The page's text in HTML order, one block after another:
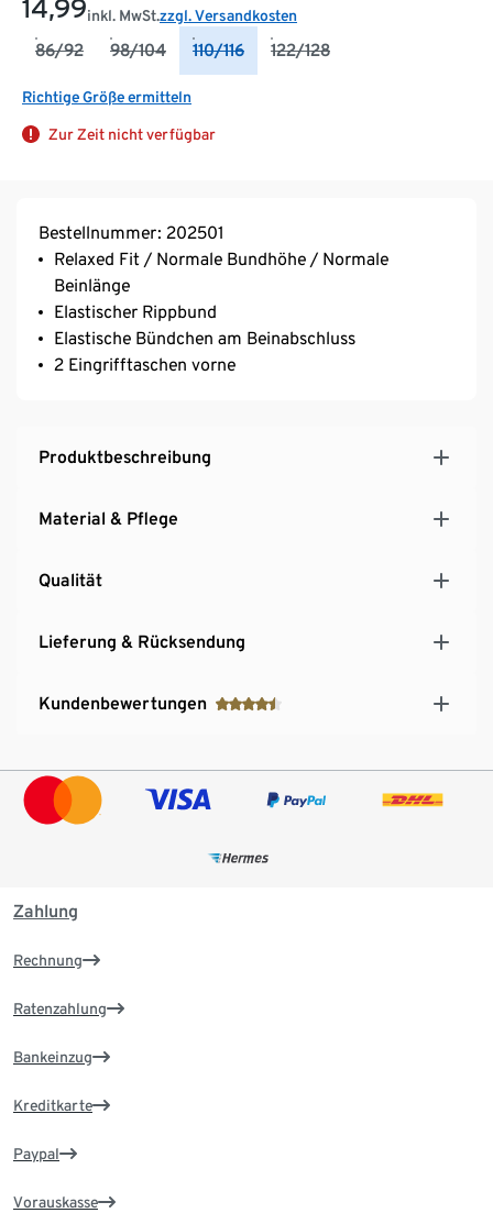
14,99inkl. MwSt.zzgl. Versandkosten
86/92 98/104 110/116 122/128
Richtige Größe ermitteln
Zur Zeit nicht verfügbar
Bestellnummer: 202501
Relaxed Fit / Normale Bundhöhe / Normale
Beinlänge
Elastischer Rippbund
Elastische Bündchen am Beinabschluss
2 Eingrifftaschen vorne
Produktbeschreibung
Material & Pflege
Qualität
Lieferung & Rücksendung
Kundenbewertungen
Zahlung
Rechnung
Ratenzahlung
Bankeinzug
Kreditkarte
Paypal
Vorauskasse